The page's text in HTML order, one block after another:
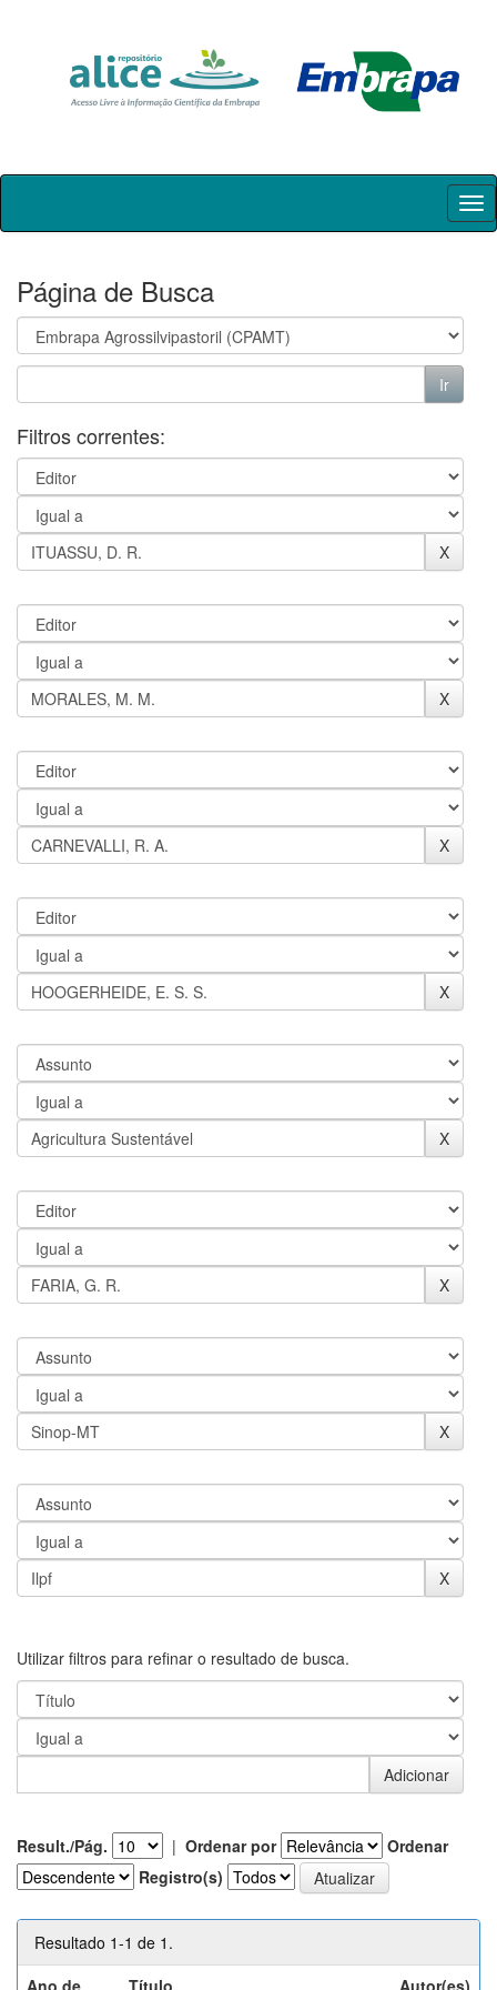
Skip
Página de Busca
Filtros correntes:
Utilizar filtros para refinar o resultado de busca.
Result./Pág. | Ordenar por
Ordenar
Registro(s)
Resultado 1-1 de 1.
Ano de
Título Autor(es)